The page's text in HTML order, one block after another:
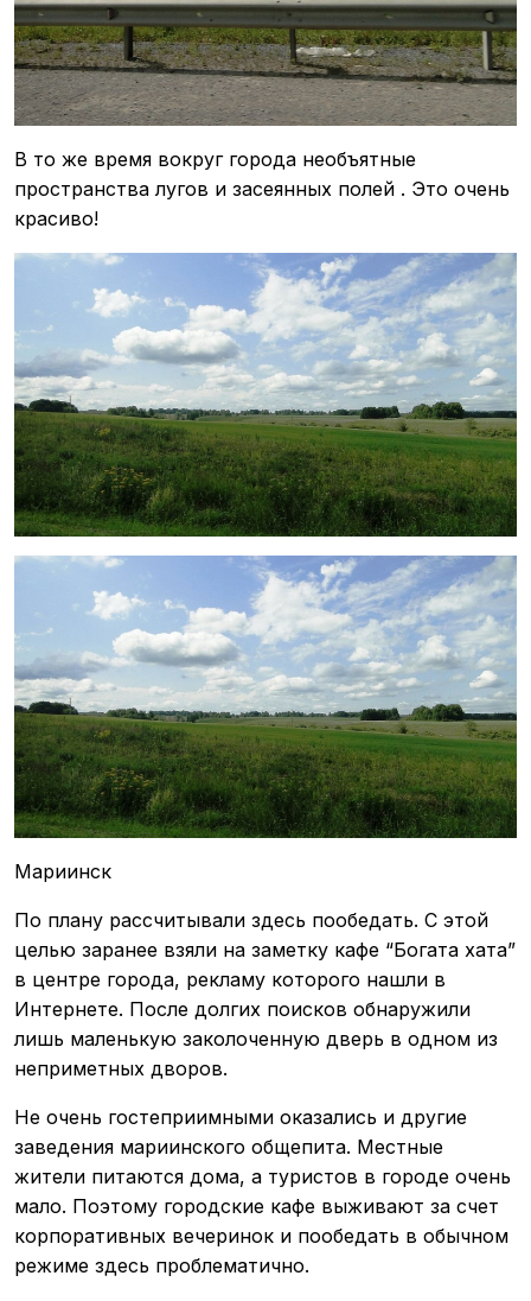
В то же время вокруг города необъятные
пространства лугов и засеянных полей . Это очень
красиво!
Мариинск
По плану рассчитывали здесь пообедать. С этой
целью заранее взяли на заметку кафе “Богата хата”
в центре города, рекламу которого нашли в
Интернете. После долгих поисков обнаружили
лишь маленькую заколоченную дверь в одном из
неприметных дворов.
Не очень гостеприимными оказались и другие
заведения мариинского общепита. Местные
жители питаются дома, а туристов в городе очень
мало. Поэтому городские кафе выживают за счет
корпоративных вечеринок и пообедать в обычном
режиме здесь проблематично.